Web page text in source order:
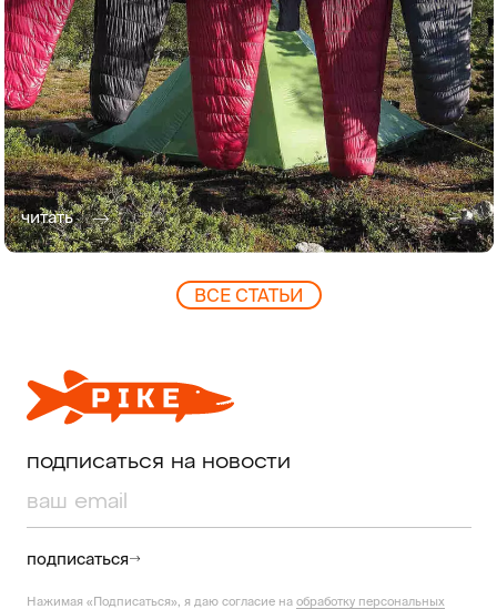
читать
ВCЕ СТАТЬИ
подписаться на новости
подписаться
Нажимая «Подписаться», я даю согласие на обработку персональных